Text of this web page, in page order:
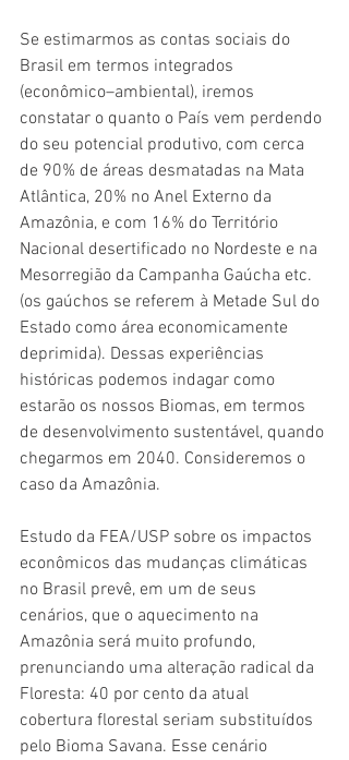
Se estimarmos as contas sociais do
Brasil em termos integrados
(econômico–ambiental), iremos
constatar o quanto o País vem perdendo
do seu potencial produtivo, com cerca
de 90% de áreas desmatadas na Mata
Atlântica, 20% no Anel Externo da
Amazônia, e com 16% do Território
Nacional desertificado no Nordeste e na
Mesorregião da Campanha Gaúcha etc.
(os gaúchos se referem à Metade Sul do
Estado como área economicamente
deprimida). Dessas experiências
históricas podemos indagar como
estarão os nossos Biomas, em termos
de desenvolvimento sustentável, quando
chegarmos em 2040. Consideremos o
caso da Amazônia.
Estudo da FEA/USP sobre os impactos
econômicos das mudanças climáticas
no Brasil prevê, em um de seus
cenários, que o aquecimento na
Amazônia será muito profundo,
prenunciando uma alteração radical da
Floresta: 40 por cento da atual
cobertura florestal seriam substituídos
pelo Bioma Savana. Esse cenário